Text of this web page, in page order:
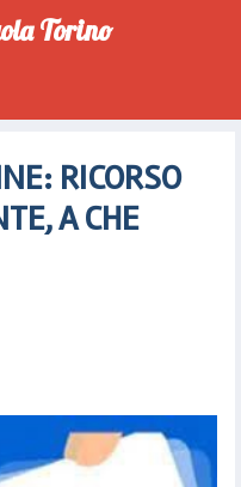
Torino
RICORSO
A CHE